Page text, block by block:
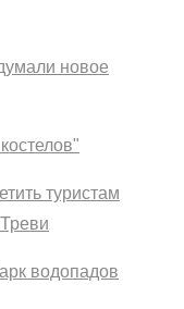
новое
туристам
водопадов